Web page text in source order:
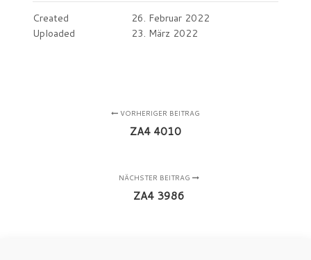
Created
26. Februar 2022
Uploaded
23. März 2022
VORHERIGER BEITRAG
ZA4 4010
NÄCHSTER BEITRAG
ZA4 3986